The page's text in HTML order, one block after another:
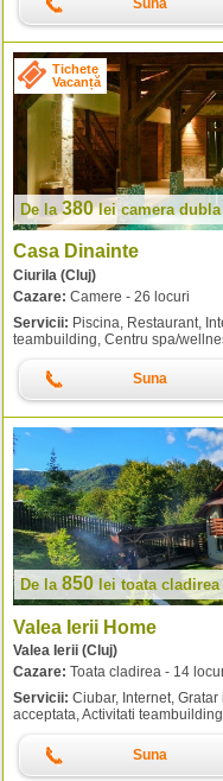
Tichete
Vacanță
De la380lei camera dubla
Casa Dinainte
Ciurila (Cluj)
Cazare: Camere - 26 locuri
Servicii: Piscina, Restaurant,
teambuilding, Centru spa/
Suna
De la 850 lei toata cladirea
Valea Ierii Home
Valea Ierii (Cluj)
Cazare: Toata cladirea - 14
Servicii: Ciubar, Internet,
acceptata, Activitati
Suna